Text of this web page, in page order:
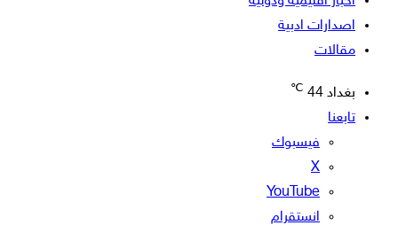
اصدارات ادبية
مقالات
بغداد 44
℃
تابعنا
فيسبوك
‫X
‫YouTube
انستقرام